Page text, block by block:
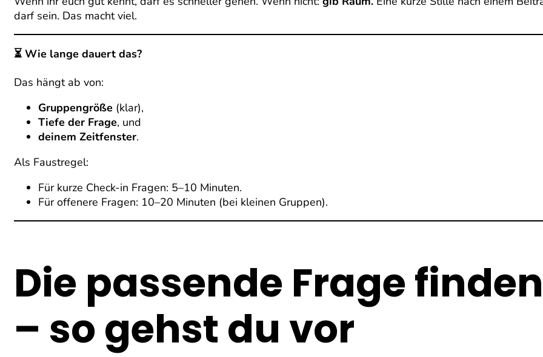
darf sein. Das macht viel.
⏳ Wie lange dauert das?
Das hängt ab von:
Gruppengröße (klar),
Tiefe der Frage, und
deinem Zeitfenster.
Als Faustregel:
Für kurze Check-in Fragen: 5–10 Minuten.
Für offenere Fragen: 10–20 Minuten (bei kleinen Gruppen).
Die passende Frage finden
– so gehst du vor